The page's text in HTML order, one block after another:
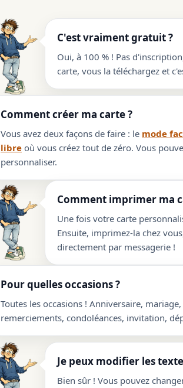
C'est vraiment gratuit ?
Oui, à 100 % ! Pas
carte, vous la téléchargez et
Comment créer ma carte ?
Vous avez deux façons de faire : le mode
libre où vous créez tout de zéro. Vous
personnaliser.
Comment imprimer ma
Une fois votre carte
Ensuite, imprimez-la chez
directement par messagerie !
Pour quelles occasions ?
Toutes les occasions ! Anniversaire,
remerciements, condoléances, invitation,
Je peux modifier les
Bien sûr ! Vous pouvez